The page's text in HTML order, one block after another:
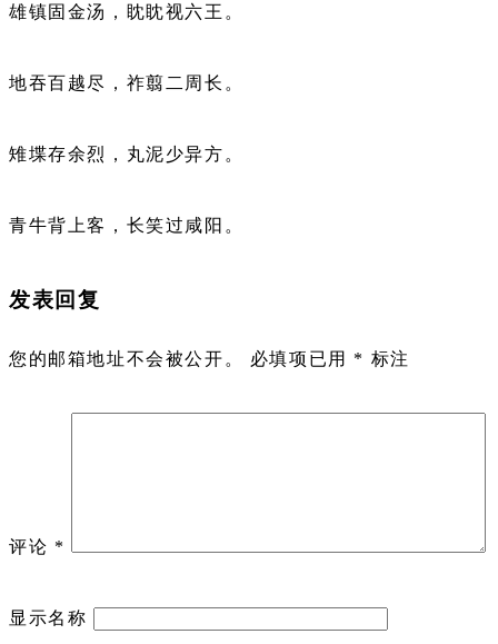
雄镇固金汤，眈眈视六王。
地吞百越尽，祚翦二周长。
雉堞存余烈，丸泥少异方。
青牛背上客，长笑过咸阳。
发表回复
您的邮箱地址不会被公开。 必填项已用 * 标注
评论 *
显示名称